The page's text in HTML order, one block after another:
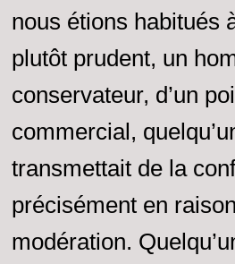
nous étions habitués
plutôt prudent, un
conservateur, d’un
commercial,
transmettait de la
précisément en
modération.